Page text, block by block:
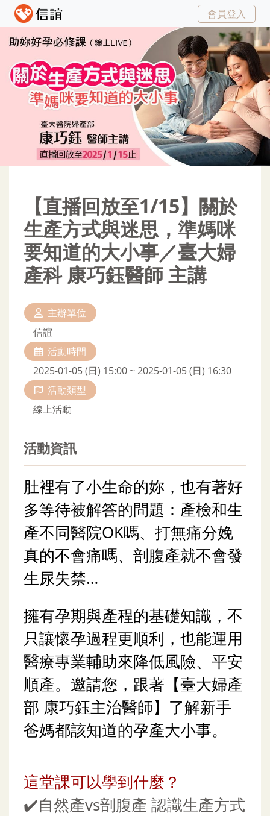
會員登入
【直播回放至1/15】關於
生產方式與迷思，準媽咪
要知道的大小事／臺大婦
產科 康巧鈺醫師 主講
主辦單位
信誼
活動時間
2025-01-05 (日) 15:00 ~ 2025-01-05 (日) 16:30
活動類型
線上活動
活動資訊
肚裡有了小生命的妳，也有著好
多等待被解答的問題：產檢和生
產不同醫院OK嗎、 打無痛分娩
真的不會痛嗎、剖腹產就不會發
生尿失禁…
擁有孕期與產程的基礎知識，不
只讓懷孕過程更順利，也能運用
醫療專業輔助來降低風險、平安
順產。邀請您，跟著【臺大婦產
部 康巧鈺主治醫師】了解新手
爸媽都該知道的孕產大小事。
這堂課可以學到什麼？
✔️自然產vs剖腹產 認識生產方式